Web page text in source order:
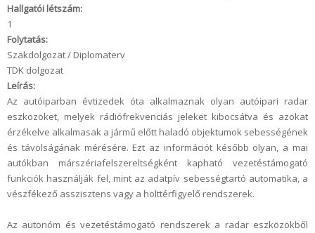
Hallgatói létszám:
1
Folytatás:
Szakdolgozat / Diplomaterv
TDK dolgozat
Leírás:
Az autóiparban évtizedek óta alkalmaznak olyan autóipari radar
eszközöket, melyek rádiófrekvenciás jeleket kibocsátva és azokat
érzékelve alkalmasak a jármű előtt haladó objektumok sebességének
és távolságának mérésére. Ezt az információt később olyan, a mai
autókban márszériafelszereltségként kapható vezetéstámogató
funkciók használják fel, mint az adatpív sebességtartó automatika, a
vészfékező asszisztens vagy a holttérfigyelő rendszerek.
Az autonóm és vezetéstámogató rendszerek a radar eszközökből